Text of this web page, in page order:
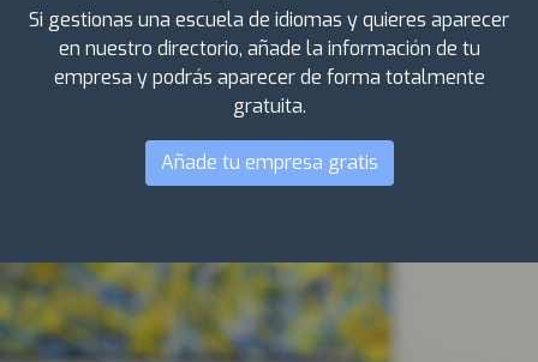
Si gestionas una escuela de idiomas y quieres aparecer
en nuestro directorio, añade la información de tu
empresa y podrás aparecer de forma totalmente
gratuita.
Añade tu empresa gratis